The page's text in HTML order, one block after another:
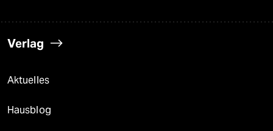
Verlag
Aktuelles
Hausblog